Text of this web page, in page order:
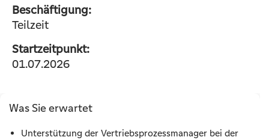
Beschäftigung:
Teilzeit
Startzeitpunkt:
01.07.2026
Was Sie erwartet
Unterstützung der Vertriebsprozessmanager bei der